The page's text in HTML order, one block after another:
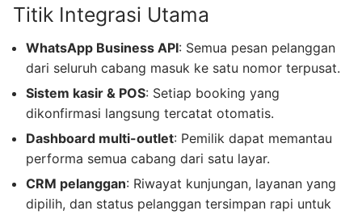
Titik Integrasi Utama
WhatsApp Business API: Semua pesan pelanggan
dari seluruh cabang masuk ke satu nomor terpusat.
Sistem kasir & POS: Setiap booking yang
dikonfirmasi langsung tercatat otomatis.
Dashboard multi-outlet: Pemilik dapat memantau
performa semua cabang dari satu layar.
CRM pelanggan: Riwayat kunjungan, layanan yang
dipilih, dan status pelanggan tersimpan rapi untuk